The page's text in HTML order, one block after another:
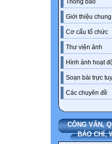
Thông báo
Giới thiệu chung
Cơ cấu tổ chức
Thư viện ảnh
Hình ảnh hoạt
Soạn bài trực
Các chuyên đề
CÔNG VĂN,
BÁO CHÍ,